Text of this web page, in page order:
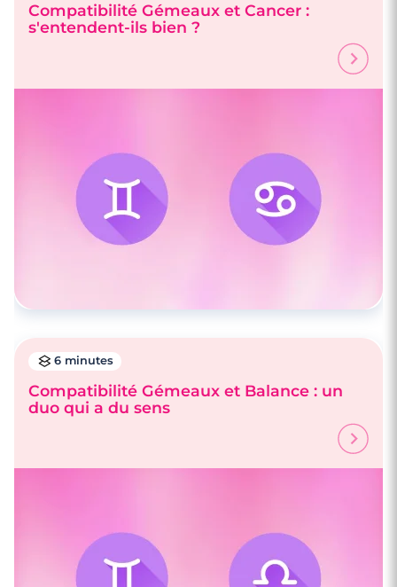
Compatibilité Gémeaux et Cancer :
s'entendent-ils bien ?
6 minutes
Compatibilité Gémeaux et Balance : un
duo qui a du sens